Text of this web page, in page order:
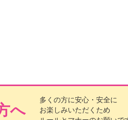
へ
多くの方に安心・安全に
お楽しみいただくため